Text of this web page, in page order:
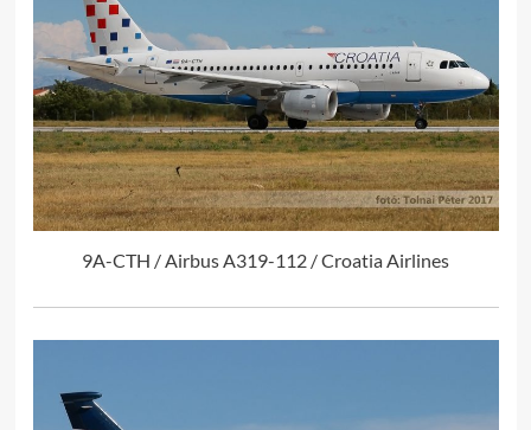
9A-CTH / Airbus A319-112 / Croatia Airlines